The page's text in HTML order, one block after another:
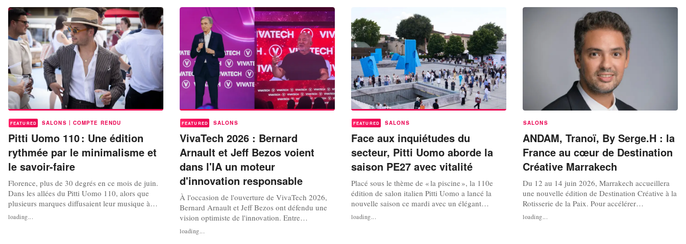
restreint qu'à l'è...
renouvelée avec une part de nouveaux exposants
supérieure et un...
et Jeff Bezos...
FEATURED SALONS | COMPTE RENDU
Pitti Uomo 110 : Une édition
rythmée par le minimalisme et
le savoir-faire
Florence, plus de 30 degrés en ce mois de juin.
Dans les allées du Pitti Uomo 110, alors que
plusieurs marques diffusaient leur musique à
plein volume, les collections proposées étaient,
elles, beaucoup plus calmes. Minimalistes,
loading...
FEATURED SALONS
VivaTech 2026 : Bernard
Arnault et Jeff Bezos voient
dans l'IA un moteur
d'innovation responsable
À l'occasion de l'ouverture de VivaTech 2026,
Bernard Arnault et Jeff Bezos ont défendu une
vision optimiste de l'innovation. Entre
intelligence artificielle, conquête spatiale et
traçabilité des chaînes d'approvisionnement, les
loading...
FEATURED SALONS
Face aux inquiétudes du
secteur, Pitti Uomo aborde la
saison PE27 avec vitalité
Placé sous le thème de « la piscine », la 110e
édition de salon italien Pitti Uomo a lancé la
nouvelle saison ce mardi avec un élégant
plongeon. L'occasion de s'offrir une parenthèse
rafraîchissante sous la chaleur estivale, avant
loading...
SALONS
ANDAM, Tranoï, By Serge.H : la
France au cœur de Destination
Créative Marrakech
Du 12 au 14 juin 2026, Marrakech accueillera
une nouvelle édition de Destination Créative à la
Rotisserie de la Paix. Pour accélérer
l'internationalisation des marques marocaines,
l'événement s'appuie sur plusieurs acteurs
loading...